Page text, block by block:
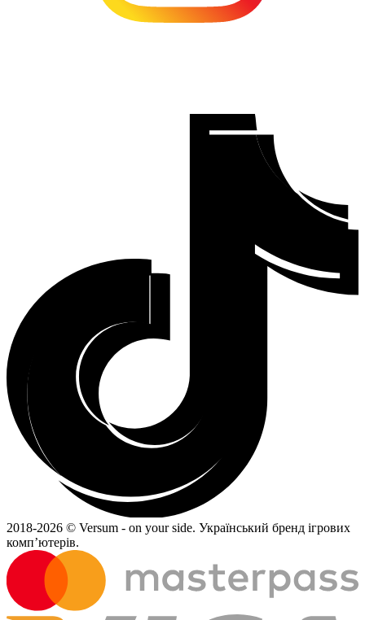
2018-2026 © Versum - on your side. Український бренд ігрових
комп’ютерів.